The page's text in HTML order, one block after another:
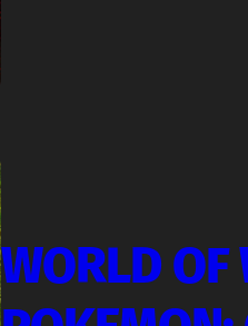
WORLD OF